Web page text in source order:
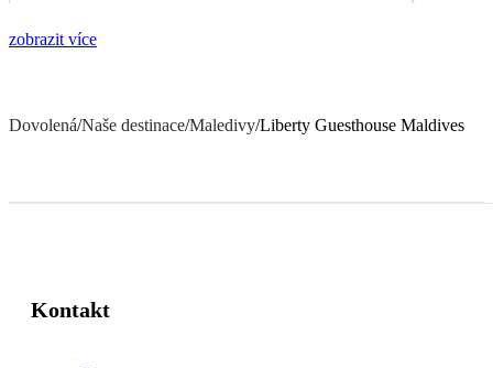
zobrazit více
Dovolená/Naše destinace/Maledivy/Liberty Guesthouse Maldives
Kontakt